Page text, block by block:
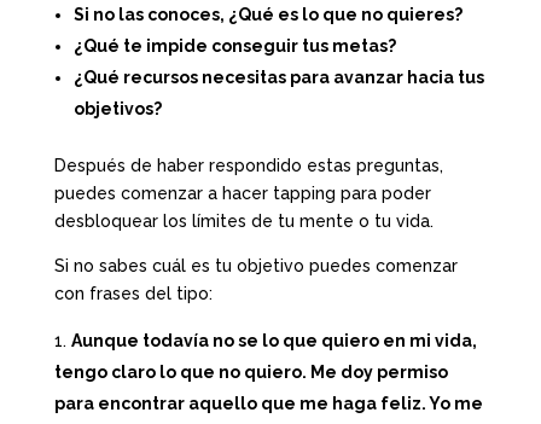
Si no las conoces, ¿Qué es lo que no quieres?
¿Qué te impide conseguir tus metas?
¿Qué recursos necesitas para avanzar hacia tus
objetivos?
Después de haber respondido estas preguntas,
puedes comenzar a hacer tapping para poder
desbloquear los límites de tu mente o tu vida.
Si no sabes cuál es tu objetivo puedes comenzar
con frases del tipo:
Aunque todavía no se lo que quiero en mi vida,
tengo claro lo que no quiero. Me doy permiso
para encontrar aquello que me haga feliz. Yo me